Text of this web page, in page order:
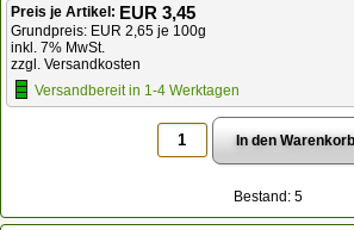
Preis je Artikel: EUR 3,45
Grundpreis: EUR 2,65 je 100g
inkl. 7% MwSt.
zzgl. Versandkosten
Versandbereit in 1-4 Werktagen
Bestand: 5